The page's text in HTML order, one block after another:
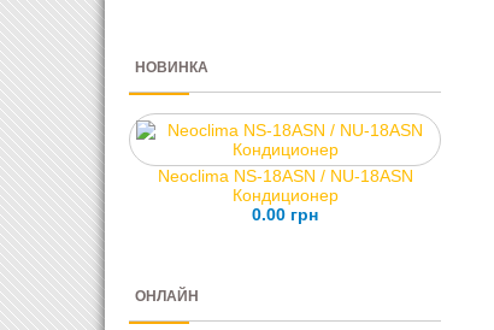
НОВИНКА
Neoclima NS-18ASN / NU-18ASN
Кондиционер
0.00 грн
ОНЛАЙН